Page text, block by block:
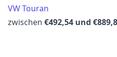
VW Touran
zwischen €492,54 und